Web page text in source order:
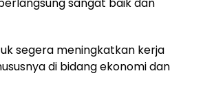
segera meningkatkan kerja
di bidang ekonomi dan